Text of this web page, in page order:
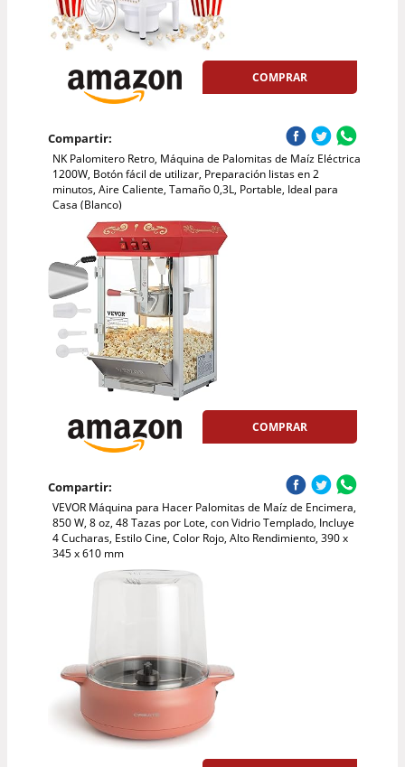
COMPRAR
Compartir:
NK Palomitero Retro, Máquina de Palomitas de Maíz Eléctrica
1200W, Botón fácil de utilizar, Preparación listas en 2
minutos, Aire Caliente, Tamaño 0,3L, Portable, Ideal para
Casa (Blanco)
COMPRAR
Compartir:
VEVOR Máquina para Hacer Palomitas de Maíz de Encimera,
850 W, 8 oz, 48 Tazas por Lote, con Vidrio Templado, Incluye
4 Cucharas, Estilo Cine, Color Rojo, Alto Rendimiento, 390 x
345 x 610 mm